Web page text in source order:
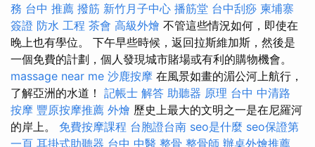
務 台中 推薦 撥筋 新竹月子中心 播筋堂 台中刮痧 柬埔寨
簽證 防水 工程 茶會 高級外燴 不管這些情況如何，即使在
晚上也有學位。 下午早些時候，返回拉斯維加斯，然後是
一個免費的計劃，個人發現城市賭場或有利的購物機會。
massage near me 沙鹿按摩 在風景如畫的湄公河上航行，
了解亞洲的水道！ 記帳士 解答 助聽器 原理 台中 中清路
按摩 豐原按摩推薦 外燴 歷史上最大的文明之一是在尼羅河
的岸上。 免費按摩課程 台胞證台南 seo是什麼 seo保證第
一頁 耳掛式助聽器 台中 中醫 整骨 整骨師 辦桌外燴推薦